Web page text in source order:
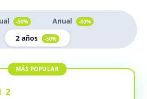
-50% Anual -50%
2 años -50%
2